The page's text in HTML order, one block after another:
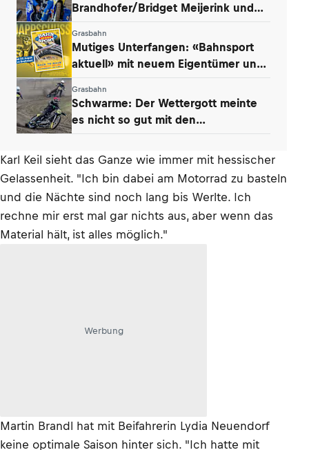
Brandhofer/Bridget Meijerink und
Grasbahn
Mutiges Unterfangen: «Bahnsport
aktuell» mit neuem Eigentümer und
Grasbahn
Schwarme: Der Wettergott meinte
es nicht so gut mit den
Karl Keil sieht das Ganze wie immer mit hessischer
Gelassenheit. "Ich bin dabei am Motorrad zu basteln
und die Nächte sind noch lang bis Werlte. Ich
rechne mir erst mal gar nichts aus, aber wenn das
Material hält, ist alles möglich."
Werbung
Martin Brandl hat mit Beifahrerin Lydia Neuendorf
keine optimale Saison hinter sich. "Ich hatte mit